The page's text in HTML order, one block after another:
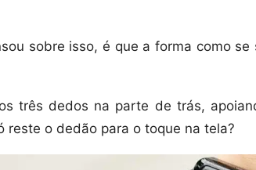
sobre isso, é que a forma como se
três dedos na parte de trás,
reste o dedão para o toque na tela?